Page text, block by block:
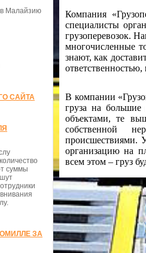
Малайзию
САЙТА
суммы
ЗА
Компания
специалисты
грузоперевозок.
многочисленные
знают, как
В компании
груза на
объектами, те
собственной
происшествиями.
организацию на
всем этом – груз